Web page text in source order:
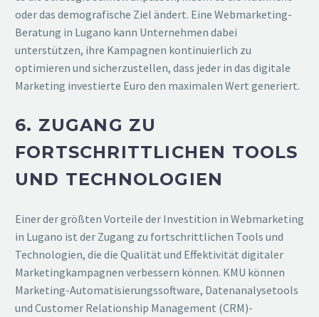
oder das demografische Ziel ändert. Eine Webmarketing-
Beratung in Lugano kann Unternehmen dabei
unterstützen, ihre Kampagnen kontinuierlich zu
optimieren und sicherzustellen, dass jeder in das digitale
Marketing investierte Euro den maximalen Wert generiert.
6. ZUGANG ZU
FORTSCHRITTLICHEN TOOLS
UND TECHNOLOGIEN
Einer der größten Vorteile der Investition in Webmarketing
in Lugano ist der Zugang zu fortschrittlichen Tools und
Technologien, die die Qualität und Effektivität digitaler
Marketingkampagnen verbessern können. KMU können
Marketing-Automatisierungssoftware, Datenanalysetools
und Customer Relationship Management (CRM)-